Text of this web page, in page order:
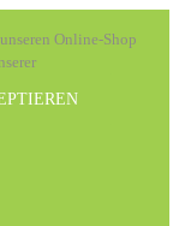
Online-Shop